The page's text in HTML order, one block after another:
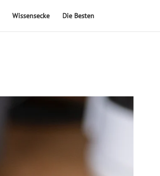
Wissensecke Die Besten